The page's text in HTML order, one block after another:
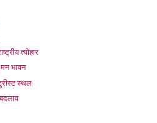
त्योहार
भावन
स्थल